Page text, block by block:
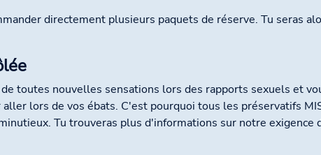
directement plusieurs paquets de réserve. Tu seras
de toutes nouvelles sensations lors des rapports sexuels et
lors de vos ébats. C'est pourquoi tous les préservatifs
Tu trouveras plus d'informations sur notre exigence